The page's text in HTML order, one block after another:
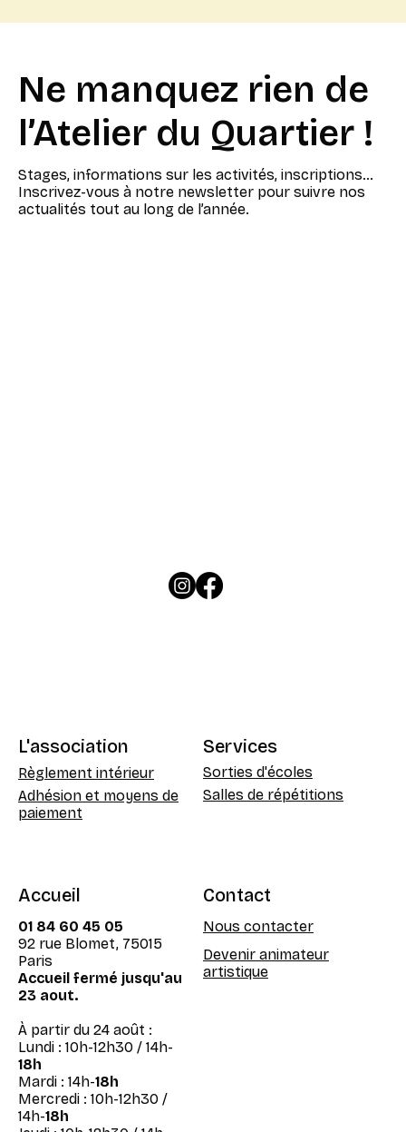
Ne manquez rien de
l’Atelier du Quartier !
Stages, informations sur les activités, inscriptions…
Inscrivez-vous à notre newsletter pour suivre nos
actualités tout au long de l’année.
L'association
Règlement intérieur
Adhésion et moyens de
paiement
Services
Sorties d'écoles
Salles de répétitions
Accueil
01 84 60 45 05
92 rue Blomet, 75015
Paris
Accueil fermé jusqu'au
23 aout.
À partir du 24 août :
Lundi : 10h-12h30 / 14h-
18h
Mardi : 14h-18h
Mercredi : 10h-12h30 /
14h-18h
Contact
Nous contacter
Devenir animateur
artistique